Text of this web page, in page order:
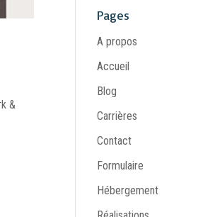
&
Pages
A propos
Accueil
Blog
Carrières
Contact
Formulaire
Hébergement